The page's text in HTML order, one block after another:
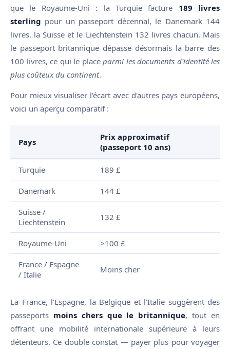
que le Royaume-Uni : la Turquie facture 189 livres
sterling pour un passeport décennal, le Danemark 144
livres, la Suisse et le Liechtenstein 132 livres chacun. Mais
le passeport britannique dépasse désormais la barre des
100 livres, ce qui le place parmi les documents d'identité les
plus coûteux du continent.
Pour mieux visualiser l'écart avec d'autres pays européens,
voici un aperçu comparatif :
Pays
Prix approximatif
(passeport 10 ans)
Turquie 189 £
Danemark 144 £
Suisse /
Liechtenstein
132 £
Royaume-Uni >100 £
France / Espagne
/ Italie
Moins cher
La France, l'Espagne, la Belgique et l'Italie suggèrent des
passeports moins chers que le britannique, tout en
offrant une mobilité internationale supérieure à leurs
détenteurs. Ce double constat — payer plus pour voyager